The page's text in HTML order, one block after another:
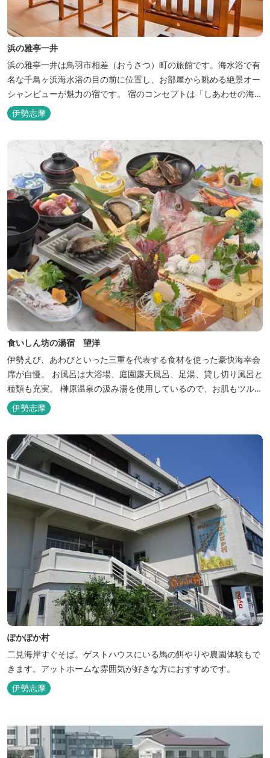
浜の雅亭一井
浜の雅亭一井は鳥羽市相差（おうさつ）町の旅館です。海水浴で有
名な千鳥ヶ浜海水浴の目の前に位置し、お部屋から眺める絶景オー
シャンビューが魅力の宿です。 宿のコンセプトは「しあわせの海
へ、ようきたなあ」。鳥羽市の南端「相差(おうさつ)」は太平洋に
面したみなと町。相差の海は、おいしい海産物、海女さん、美しい
千鳥ヶ浜、海に浮く富士山、水平線に昇る朝陽といった自然に恵ま
れた「しあわせの海」です。...
伊勢志摩
食いしん坊の湯宿 望洋
伊勢えび、あわびといった三重を代表する食材を使った豪快海幸会
席が自慢。 お風呂は大浴場、庭園露天風呂、足湯、貸し切り風呂と
種類も充実。 榊原温泉の汲み湯を使用しているので、お肌もツルツ
ルに。
伊勢志摩
ぽかぽか村
二見海岸すぐそば。ゲストハウスにいる馬の餌やりや農園体験もで
きます。アットホームな雰囲気が好きな方におすすめです。
伊勢志摩